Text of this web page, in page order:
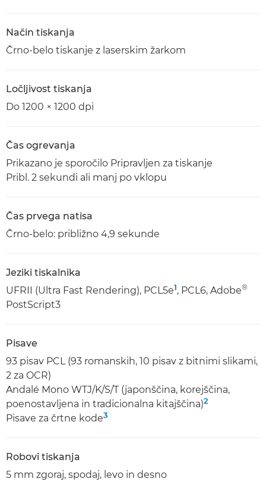
Način tiskanja
Črno-belo tiskanje z laserskim žarkom
Ločljivost tiskanja
Do 1200 × 1200 dpi
Čas ogrevanja
Prikazano je sporočilo Pripravljen za tiskanje
Pribl. 2 sekundi ali manj po vklopu
Čas prvega natisa
Črno-belo: približno 4,9 sekunde
Jeziki tiskalnika
UFRII (Ultra Fast Rendering), PCL5e1, PCL6, Adobe®
PostScript3
Pisave
93 pisav PCL (93 romanskih, 10 pisav z bitnimi slikami,
2 za OCR)
Andalé Mono WTJ/K/S/T (japonščina, korejščina,
poenostavljena in tradicionalna kitajščina)2
Pisave za črtne kode3
Robovi tiskanja
5 mm zgoraj, spodaj, levo in desno